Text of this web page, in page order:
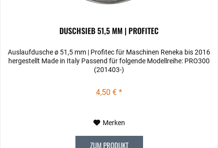
DUSCHSIEB 51,5 MM | PROFITEC
Auslaufdusche ø 51,5 mm | Profitec für Maschinen Reneka bis 2016
hergestellt Made in Italy Passend für folgende Modellreihe: PRO300
(201403-)
4,50 € *
Merken
ZUM PRODUKT